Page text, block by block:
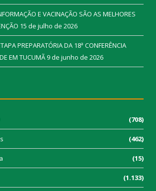
E VACINAÇÃO SÃO AS MELHORES
15 de julho de 2026
PREPARATÓRIA DA 18ª CONFERÊNCIA
EM TUCUMÃ9 de junho de 2026
(708)
(462)
(15)
(1.133)